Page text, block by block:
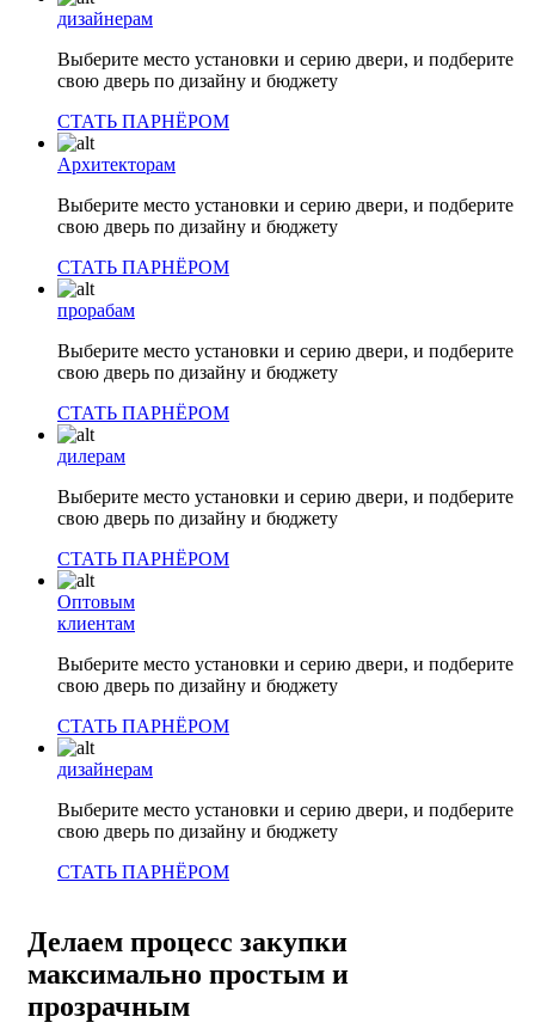
дизайнерам
Выберите место установки и серию двери, и подберите
свою дверь по дизайну и бюджету
СТАТЬ ПАРНЁРОМ
Архитекторам
Выберите место установки и серию двери, и подберите
свою дверь по дизайну и бюджету
СТАТЬ ПАРНЁРОМ
прорабам
Выберите место установки и серию двери, и подберите
свою дверь по дизайну и бюджету
СТАТЬ ПАРНЁРОМ
дилерам
Выберите место установки и серию двери, и подберите
свою дверь по дизайну и бюджету
СТАТЬ ПАРНЁРОМ
Оптовым
клиентам
Выберите место установки и серию двери, и подберите
свою дверь по дизайну и бюджету
СТАТЬ ПАРНЁРОМ
дизайнерам
Выберите место установки и серию двери, и подберите
свою дверь по дизайну и бюджету
СТАТЬ ПАРНЁРОМ
Делаем процесс закупки
максимально простым и
прозрачным